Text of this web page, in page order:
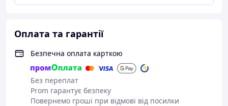
Оплата та гарантії
Безпечна оплата карткою
Без переплат
Prom гарантує безпеку
Повернемо гроші при відмові від посилки